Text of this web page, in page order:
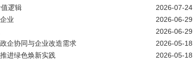
2026-07-24
逻辑
2026-06-29
业
2026-06-29
2026-05-18
企协同与企业改造需求
2026-05-18
进绿色焕新实践